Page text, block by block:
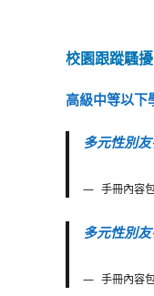
校園跟蹤騷
高級中等以下
多元性別
手冊內容
多元性別
手冊內容